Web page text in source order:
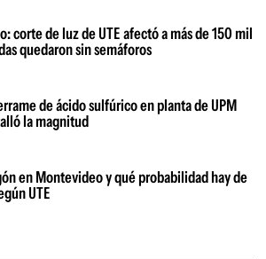
corte de luz de UTE afectó a más de 150 mil
quedaron sin semáforos
de ácido sulfúrico en planta de UPM
la magnitud
en Montevideo y qué probabilidad hay de
UTE